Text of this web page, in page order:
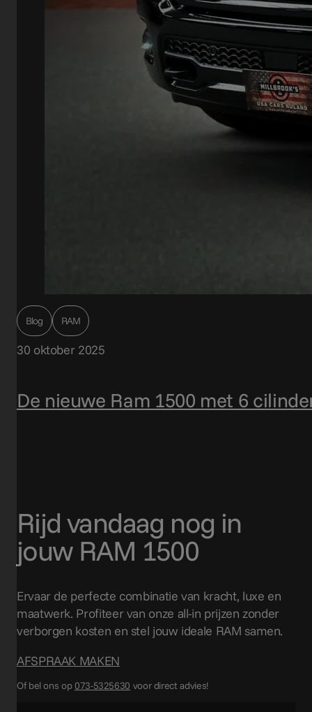
Blog RAM
30 oktober 2025
De nieuwe Ram 1500 met 6
Rijd vandaag nog in
jouw RAM 1500
Ervaar de perfecte combinatie van kracht, luxe en
maatwerk. Profiteer van onze all-in prijzen zonder
verborgen kosten en stel jouw ideale RAM samen.
AFSPRAAK MAKEN
Of bel ons op073-5325630 voor direct advies!